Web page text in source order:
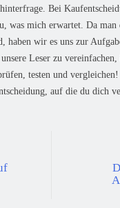
Bei
was mich erwartet. Da man
haben wir es uns zur
Leser zu
testen und
auf die du dich